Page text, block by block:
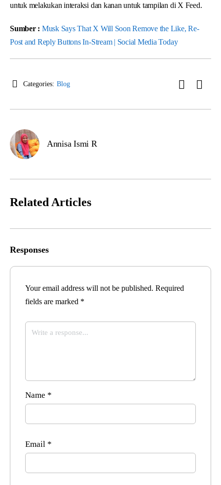
untuk melakukan interaksi dan kanan untuk tampilan di X Feed.
Sumber : Musk Says That X Will Soon Remove the Like, Re-
Post and Reply Buttons In-Stream | Social Media Today
Categories: Blog
Annisa Ismi R
Related Articles
Responses
Your email address will not be published. Required
fields are marked *
Name *
Email *